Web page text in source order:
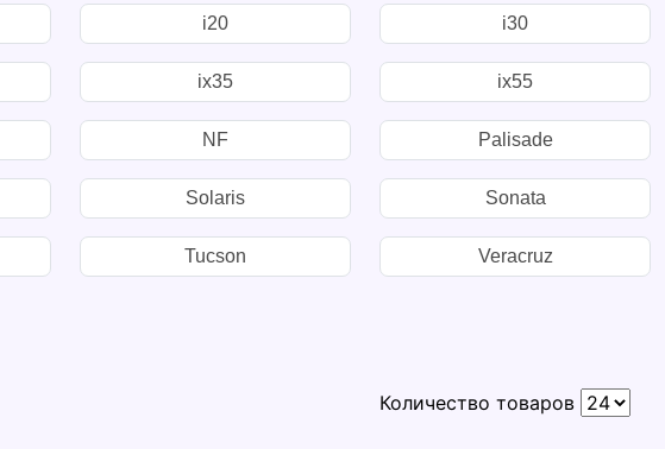
i20 i30
ix35 ix55
NF Palisade
Solaris Sonata
Tucson Veracruz
Количество товаров